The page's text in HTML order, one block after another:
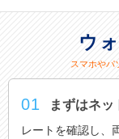
ウ
スマホやパ
01 まずはネ
レートを確認し、